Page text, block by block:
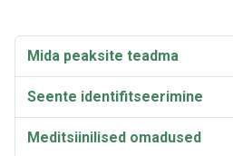
Mida peaksite teadma
Seente identifitseerimine
Meditsiinilised omadused